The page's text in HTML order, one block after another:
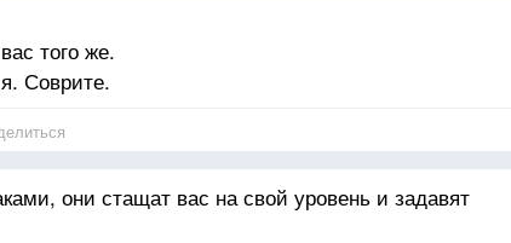
того же.
Соврите.
они стащат вас на свой уровень и задавят